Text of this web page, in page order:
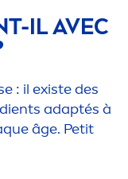
IL AVEC
: il existe des
adaptés à
âge. Petit